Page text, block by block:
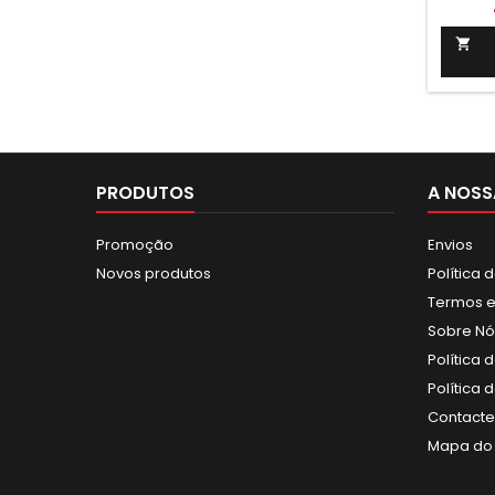

PRODUTOS
Promoção
Novos produtos
A
Envios
Política
Termos
Sobre
Política
Política
Mapa do